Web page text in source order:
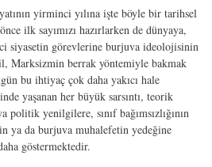
yirminci yılına işte böyle bir tarihsel
ilk sayımızı hazırlarken de dünyaya,
siyasetin görevlerine burjuva ideolojisinin
Marksizmin berrak yöntemiyle bakmak
bu ihtiyaç çok daha yakıcı hale
yaşanan her büyük sarsıntı, teorik
politik yenilgilere, sınıf bağımsızlığının
ya da burjuva muhalefetin yedeğine
göstermektedir.